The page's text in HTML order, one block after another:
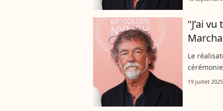
"J’ai
Le
Théâtre
19 juillet 2025